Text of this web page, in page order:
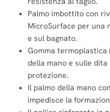
Palmo imbottito con
MicroSurface per una
e sul bagnato.
Gomma termoplastica
della mano e sulle
protezione.
Il palmo della mano
impedisce la